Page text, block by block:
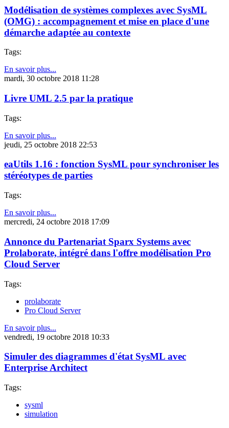
Modélisation de systèmes complexes avec SysML
(OMG) : accompagnement et mise en place d'une
démarche adaptée au contexte
Tags:
En savoir plus...
mardi, 30 octobre 2018 11:28
Livre UML 2.5 par la pratique
Tags:
En savoir plus...
jeudi, 25 octobre 2018 22:53
eaUtils 1.16 : fonction SysML pour synchroniser les
stéréotypes de parties
Tags:
En savoir plus...
mercredi, 24 octobre 2018 17:09
Annonce du Partenariat Sparx Systems avec
Prolaborate, intégré dans l'offre modélisation Pro
Cloud Server
Tags:
prolaborate
Pro Cloud Server
En savoir plus...
vendredi, 19 octobre 2018 10:33
Simuler des diagrammes d'état SysML avec
Enterprise Architect
Tags:
sysml
simulation